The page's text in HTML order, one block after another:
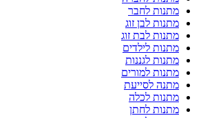
מתנות לחבר
מתנות לבן זוג
מתנות לבת זוג
מתנות לילדים
מתנות לגננות
מתנות למורים
מתנה לסייעת
מתנות לכלה
מתנות לחתן